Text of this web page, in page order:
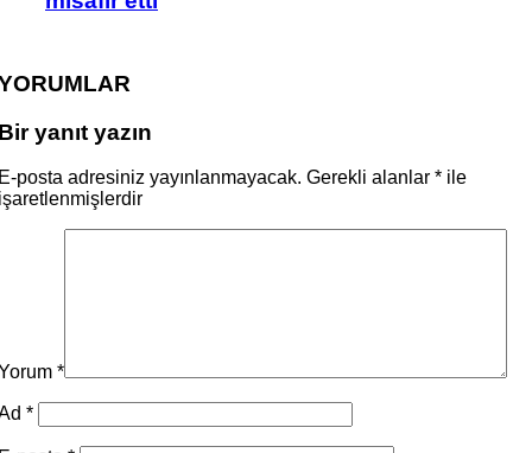
yanıt yazın
posta adresiniz yayınlanmayacak. Gerekli alanlar * ile
*
*